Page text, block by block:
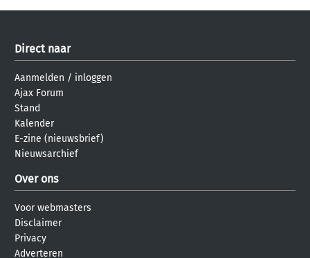
Direct naar
Aanmelden / inloggen
Ajax Forum
Stand
Kalender
E-zine (nieuwsbrief)
Nieuwsarchief
Over ons
Voor webmasters
Disclaimer
Privacy
Adverteren